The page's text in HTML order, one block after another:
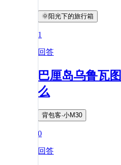
🌞阳光下的旅行箱
1
回答
巴厘岛乌鲁瓦
么
背包客·小M30
0
回答